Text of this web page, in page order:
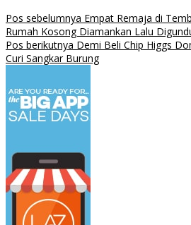
Pos sebelumnya Empat Remaja di
Rumah Kosong Diamankan Lalu
Pos berikutnya Demi Beli Chip Higgs
Curi Sangkar Burung